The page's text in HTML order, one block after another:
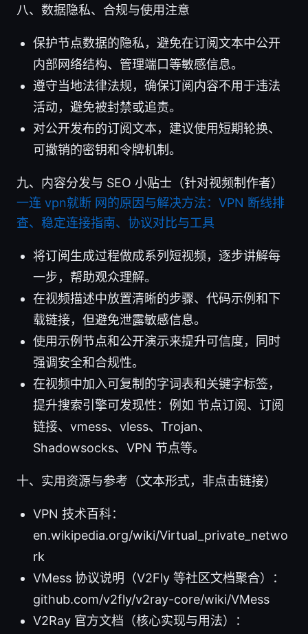
八、数据隐私、合规与使用注意
保护节点数据的隐私，避免在订阅文本中公开
内部网络结构、管理端口等敏感信息。
遵守当地法律法规，确保订阅内容不用于违法
活动，避免被封禁或追责。
对公开发布的订阅文本，建议使用短期轮换、
可撤销的密钥和令牌机制。
九、内容分发与 SEO 小贴士（针对视频制作者）
一连 vpn就断 网的原因与解决方法：VPN 断线排
查、稳定连接指南、协议对比与工具
将订阅生成过程做成系列短视频，逐步讲解每
一步，帮助观众理解。
在视频描述中放置清晰的步骤、代码示例和下
载链接，但避免泄露敏感信息。
使用示例节点和公开演示来提升可信度，同时
强调安全和合规性。
在视频中加入可复制的字词表和关键字标签，
提升搜索引擎可发现性：例如 节点订阅、订阅
链接、vmess、vless、Trojan、
Shadowsocks、VPN 节点等。
十、实用资源与参考（文本形式，非点击链接）
VPN 技术百科：
en.wikipedia.org/wiki/Virtual_private_netwo
rk
VMess 协议说明（V2Fly 等社区文档聚合）：
github.com/v2fly/v2ray-core/wiki/VMess
V2Ray 官方文档（核心实现与用法）：